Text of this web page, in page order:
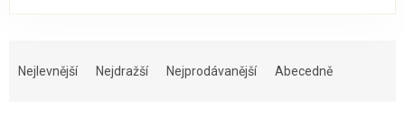
Nejlevnější Nejdražší Nejprodávanější Abecedně